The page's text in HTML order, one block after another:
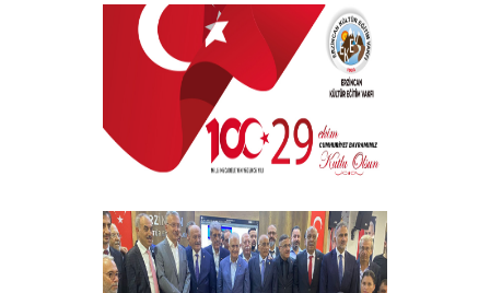
EKEV “Akademik Bilim, Sanat ve Spor
Ödülleri” Töreni Yapıldı
+
29 EKİM CUMHURİYET BAYRAMI
+